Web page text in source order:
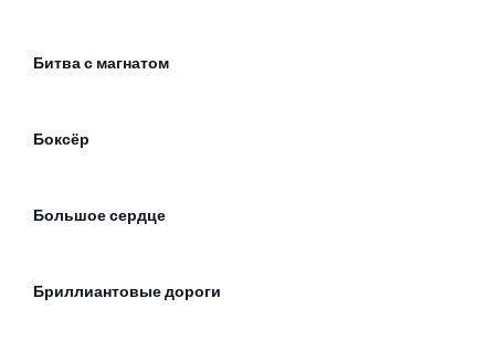
Битва с магнатом
Боксёр
Большое сердце
Бриллиантовые дороги